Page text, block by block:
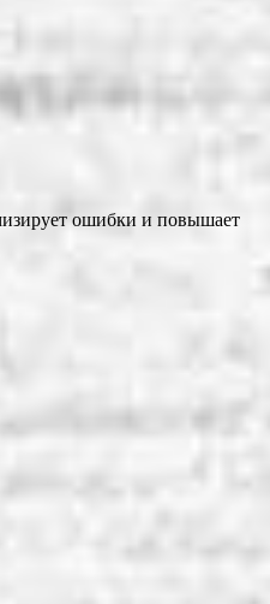
ошибки и повышает